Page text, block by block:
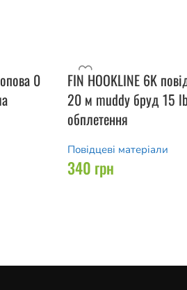
0
FIN HOOKLINE 6K
20 м muddy бруд 15
обплетення
Повідцеві матеріали
340 грн